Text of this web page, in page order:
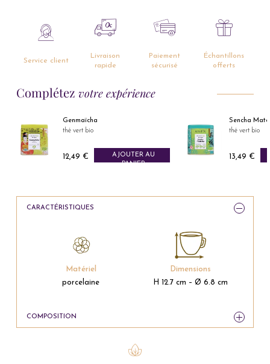
Service client
Livraison
rapide
Paiement
sécurisé
Échantillons
offerts
Complétez votre expérience
thé vert bio
12,49 €
AJOUTER AU
thé vert bio
Prix
13,49 €
AJOUTER AU
CARACTÉRISTIQUES
COMPOSITION
Matériel
porcelaine
Dimensions
H 12.7 cm – Ø 6.8 cm